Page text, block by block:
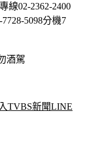
線02-2362-2400
5098分機7
酒駕
TVBS新聞LINE